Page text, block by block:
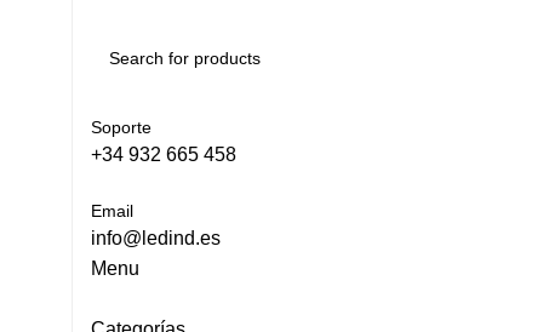
Soporte
+34 932 665 458‬
Email
info@ledind.es
Menu